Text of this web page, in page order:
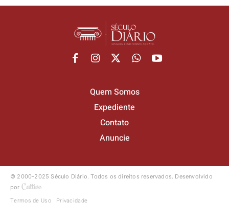
Quem Somos
Expediente
Contato
Anuncie
© 2000-2025 Século Diário.Todos os direitos reservados. Desenvolvido
por
Termos de Uso Privacidade